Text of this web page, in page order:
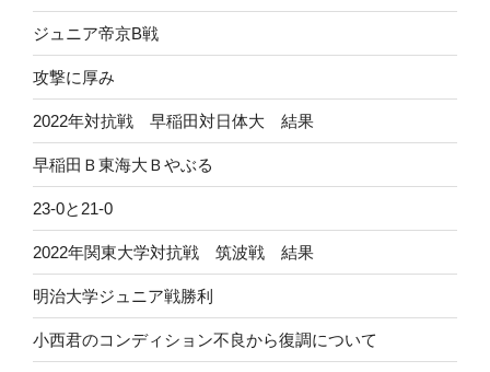
ジュニア帝京B戦
攻撃に厚み
2022年対抗戦 早稲田対日体大 結果
早稲田Ｂ東海大Ｂやぶる
23-0と21-0
2022年関東大学対抗戦 筑波戦 結果
明治大学ジュニア戦勝利
小西君のコンディション不良から復調について